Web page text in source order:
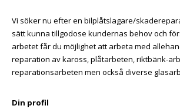
Vi söker nu efter en bilplåtslagare/
sätt kunna tillgodose kundernas behov och
arbetet får du möjlighet att arbeta med
reparation av kaross, plåtarbeten, riktbänk-
reparationsarbeten men också diverse
Din profil